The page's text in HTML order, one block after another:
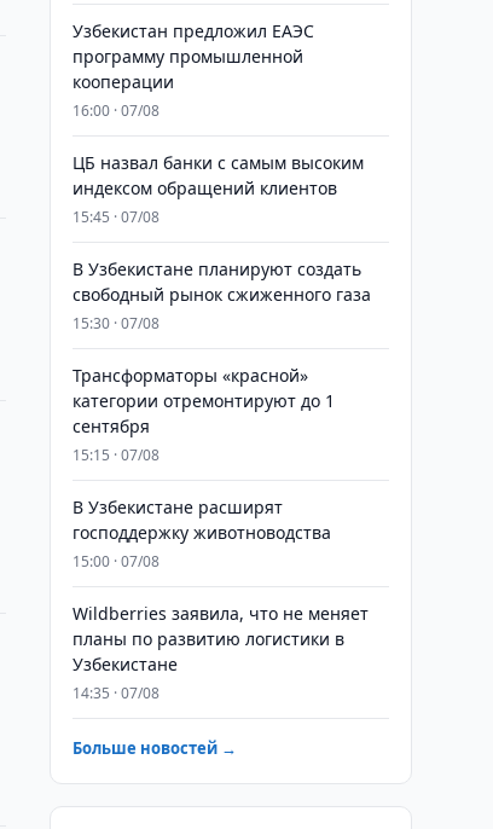
Узбекистан предложил ЕАЭС
программу промышленной
кооперации
16:00 · 07/08
ЦБ назвал банки с самым высоким
индексом обращений клиентов
15:45 · 07/08
В Узбекистане планируют создать
свободный рынок сжиженного газа
15:30 · 07/08
Трансформаторы «красной»
категории отремонтируют до 1
сентября
15:15 · 07/08
В Узбекистане расширят
господдержку животноводства
15:00 · 07/08
Wildberries заявила, что не меняет
планы по развитию логистики в
Узбекистане
14:35 · 07/08
Больше новостей →